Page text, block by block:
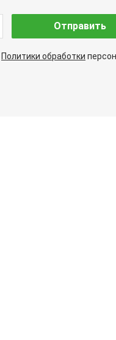
Отправить
Политики обработки